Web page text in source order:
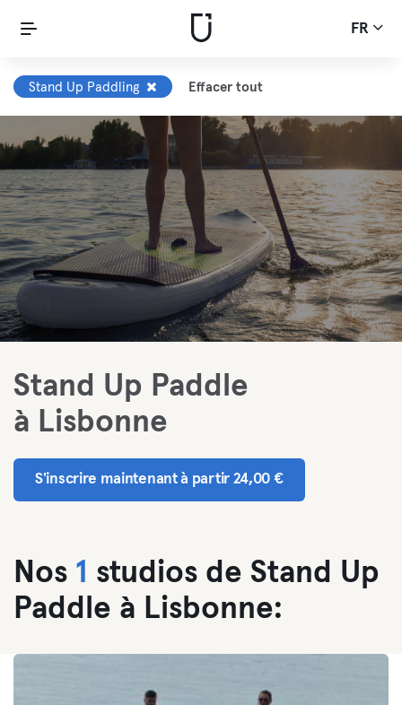
FR
Stand Up Paddling Effacer tout
Stand Up Paddle
à Lisbonne
S'inscrire maintenant à partir 24,00 €
Nos 1 studios de Stand Up
Paddle à Lisbonne: